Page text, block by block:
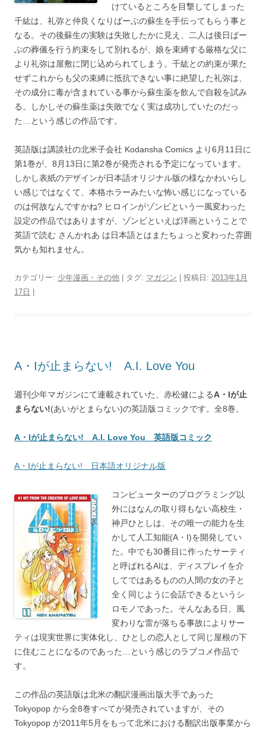
けているところを目撃してしまった
千紘は、礼弥と仲良くなりばーぶの蘇生を手伝ってもらう事と
なる。その後蘇生の実験は失敗したかに見え、二人は後日ばー
ぶの葬儀を行う約束をして別れるが、娘を束縛する厳格な父に
より礼弥は屋敷に閉じ込められてしまう。千紘との約束が果た
せずこれからも父の束縛に抵抗できない事に絶望した礼弥は、
その成分に毒が含まれている事から蘇生薬を飲んで自殺を試み
る。しかしその蘇生薬は失敗でなく実は成功していたのだっ
た…という感じの作品です。
英語版は講談社の北米子会社 Kodansha Comics より6月11日に
第1巻が、8月13日に第2巻が発売される予定になっています。
しかし表紙のデザインが日本語オリジナル版の様なかわいらし
い感じではなくて、本格ホラーみたいな怖い感じになっている
のは何故なんですかね? ヒロインがゾンビという一風変わった
設定の作品ではありますが、ゾンビといえば洋画ということで
英語で読む さんかれあ は日本語とはまたちょっと変わった雰囲
気かも知れません。
カテゴリー: 少年漫画・その他 | タグ: マガジン | 投稿日: 2013年1月
17日
A・Iが止まらない! A.I. Love You
週刊少年マガジンにて連載されていた、赤松健によるA・Iが止
まらない!(あいがとまらない)の英語版コミックです。全8巻。
A・Iが止まらない! A.I. Love You 英語版コミック
A・Iが止まらない! 日本語オリジナル版
コンピューターのプログラミング以
外にはなんの取り得もない高校生・
神戸ひとしは、その唯一の能力を生
かして人工知能(A・I)を開発してい
た。中でも30番目に作ったサーティ
と呼ばれるAIは、ディスプレイを介
してではあるものの人間の女の子と
全く同じように会話できるというシ
ロモノであった。そんなある日、風
変わりな雷が落ちる事故によりサー
ティは現実世界に実体化し、ひとしの恋人として同じ屋根の下
に住むことになるのであった…という感じのラブコメ作品で
す。
この作品の英語版は北米の翻訳漫画出版大手であった
Tokyopop から全8巻すべてが発売されていますが、その
Tokyopop が2011年5月をもって北米における翻訳出版事業から